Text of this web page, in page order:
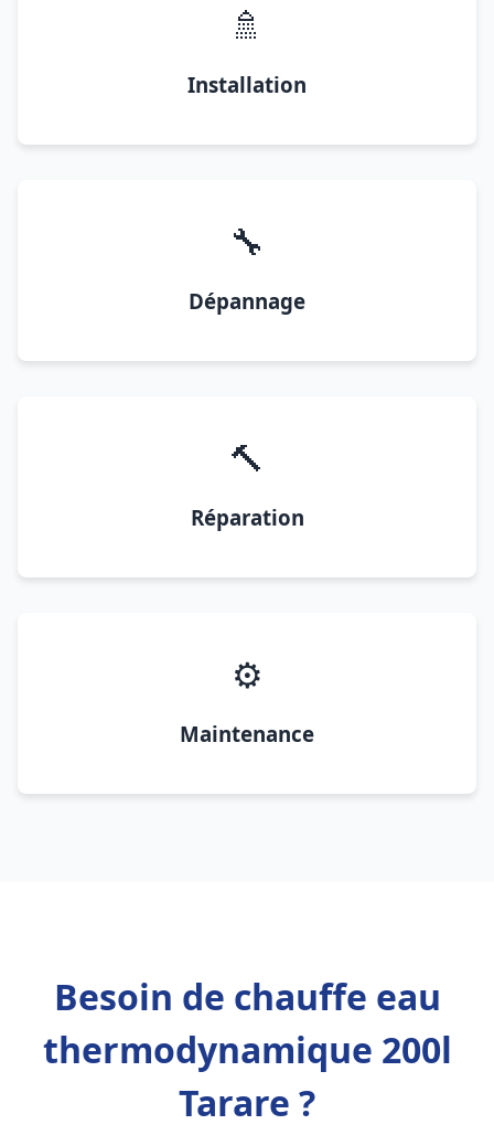
🚿
Installation
🔧
Dépannage
🔨
Réparation
⚙️
Maintenance
Besoin de chauffe eau
thermodynamique 200l
Tarare ?